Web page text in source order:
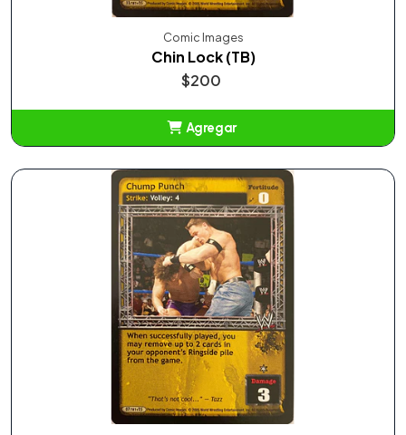
Comic Images
Chin Lock (TB)
$200
Agregar